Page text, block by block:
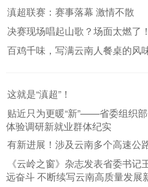
滇超联赛：赛事落幕 激情不散
决赛现场唱起山歌？场面太燃了！
百鸡千味，写满云南人餐桌的风
这就是“滇超”！
贴近只为更暖“新”——省委组织
体验调研新就业群体纪实
有新进展！涉及云南多个高速公
《云岭之窗》杂志发表省委书
远奋斗 不断续写云南高质量发展